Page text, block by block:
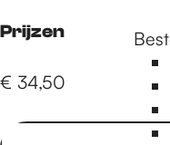
Prijzen
€ 34,50